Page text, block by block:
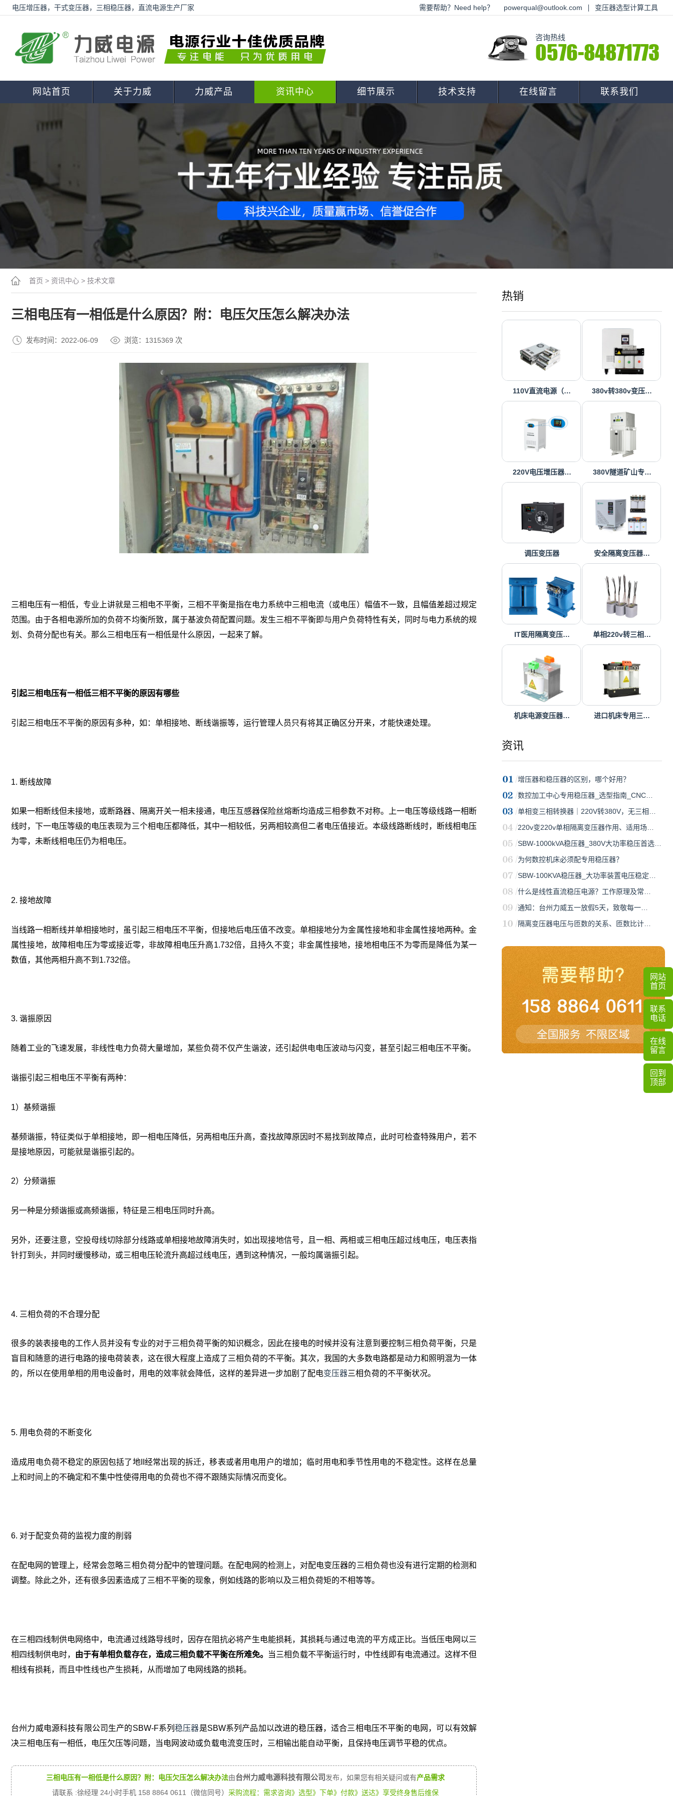
电压增压器，干式变压器，三相稳压器，直流电源生产厂家 需要帮助？Need help？ powerqual@outlook.com 变压器选型计算工具
咨询热线
0576-84871773
网站首页 关于力威 力威产品 资讯中心 细节展示 技术支持 在线留言 联系我们
热销
110V直流电源（… 380v转380v变压…
220V电压增压器… 380V隧道矿山专…
调压变压器 安全隔离变压器…
IT医用隔离变压… 单相220v转三相…
机床电源变压器… 进口机床专用三…
资讯
增压器和稳压器的区别，哪个好用？
数控加工中心专用稳压器_选型指南_CNC…
单相变三相转换器｜220V转380V，无三相…
220v变220v单相隔离变压器作用、适用场…
SBW-1000kVA稳压器_380V大功率稳压首选…
为何数控机床必须配专用稳压器？
SBW-100KVA稳压器_大功率装置电压稳定…
什么是线性直流稳压电源？工作原理及常…
通知：台州力威五一放假5天，致敬每一…
隔离变压器电压与匝数的关系、匝数比计…
首页 > 资讯中心 > 技术文章
三相电压有一相低是什么原因？附：电压欠压怎么解决办法
发布时间：2022-06-09 浏览：1315369 次
三相电压有一相低，专业上讲就是三相电不平衡，三相不平衡是指在电力系统中三相电流（或电压）幅值不一致，且幅值差超过规定
范围。由于各相电源所加的负荷不均衡所致，属于基波负荷配置问题。发生三相不平衡即与用户负荷特性有关，同时与电力系统的规
划、负荷分配也有关。那么三相电压有一相低是什么原因，一起来了解。
引起三相电压有一相低三相不平衡的原因有哪些
引起三相电压不平衡的原因有多种，如：单相接地、断线谐振等，运行管理人员只有将其正确区分开来，才能快速处理。
1. 断线故障
如果一相断线但未接地，或断路器、隔离开关一相未接通，电压互感器保险丝熔断均造成三相参数不对称。上一电压等级线路一相断
线时，下一电压等级的电压表现为三个相电压都降低，其中一相较低，另两相较高但二者电压值接近。本级线路断线时，断线相电压
为零，未断线相电压仍为相电压。
2. 接地故障
当线路一相断线并单相接地时，虽引起三相电压不平衡，但接地后电压值不改变。单相接地分为金属性接地和非金属性接地两种。金
属性接地，故障相电压为零或接近零，非故障相电压升高1.732倍，且持久不变；非金属性接地，接地相电压不为零而是降低为某一
数值，其他两相升高不到1.732倍。
3. 谐振原因
随着工业的飞速发展，非线性电力负荷大量增加，某些负荷不仅产生谐波，还引起供电电压波动与闪变，甚至引起三相电压不平衡。
谐振引起三相电压不平衡有两种：
1）基频谐振
基频谐振，特征类似于单相接地，即一相电压降低，另两相电压升高，查找故障原因时不易找到故障点，此时可检查特殊用户，若不
是接地原因，可能就是谐振引起的。
2）分频谐振
另一种是分频谐振或高频谐振，特征是三相电压同时升高。
另外，还要注意，空投母线切除部分线路或单相接地故障消失时，如出现接地信号，且一相、两相或三相电压超过线电压，电压表指
针打到头，并同时缓慢移动，或三相电压轮流升高超过线电压，遇到这种情况，一般均属谐振引起。
4. 三相负荷的不合理分配
很多的装表接电的工作人员并没有专业的对于三相负荷平衡的知识概念，因此在接电的时候并没有注意到要控制三相负荷平衡，只是
盲目和随意的进行电路的接电荷装表，这在很大程度上造成了三相负荷的不平衡。其次，我国的大多数电路都是动力和照明混为一体
的，所以在使用单相的用电设备时，用电的效率就会降低，这样的差异进一步加剧了配电变压器三相负荷的不平衡状况。
5. 用电负荷的不断变化
造成用电负荷不稳定的原因包括了地II经常出现的拆迁，移表或者用电用户的增加；临时用电和季节性用电的不稳定性。这样在总量
上和时间上的不确定和不集中性使得用电的负荷也不得不跟随实际情况而变化。
6. 对于配变负荷的监视力度的削弱
在配电网的管理上，经常会忽略三相负荷分配中的管理问题。在配电网的检测上，对配电变压器的三相负荷也没有进行定期的检测和
调整。除此之外，还有很多因素造成了三相不平衡的现象，例如线路的影响以及三相负荷矩的不相等等。
在三相四线制供电网络中，电流通过线路导线时，因存在阻抗必将产生电能损耗，其损耗与通过电流的平方成正比。当低压电网以三
相四线制供电时， 由于有单相负载存在，造成三相负载不平衡在所难免。
当三相负载不平衡运行时，中性线即有电流通过。这样不但
相线有损耗，而且中性线也产生损耗，从而增加了电网线路的损耗。
台州力威电源科技有限公司生产的SBW-F系列稳压器是SBW系列产品加以改进的稳压器，适合三相电压不平衡的电网，可以有效解
决三相电压有一相低，电压欠压等问题，当电网波动或负载电流变压时，三相输出能自动平衡，且保持电压调节平稳的优点。
三相电压有一相低是什么原因？附：电压欠压怎么解决办法由台州力威电源科技有限公司发布，如果您有相关疑问或有产品需求
请联系 :徐经理 24小时手机 158 8864 0611（微信同号） 采购流程：需求咨询》选型》下单》付款》送达》享受终身售后维保
网站
首页
联系
电话
在线
留言
回到
顶部